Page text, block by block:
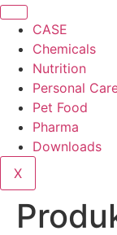
CASE
Chemicals
Nutrition
Personal
Pet Food
Pharma
Downloads
X